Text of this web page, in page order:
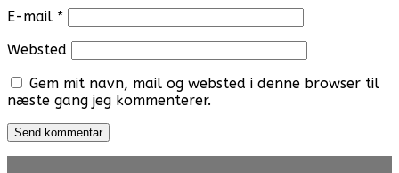
E-mail *
Websted
Gem mit navn, mail og websted i denne browser til
næste gang jeg kommenterer.